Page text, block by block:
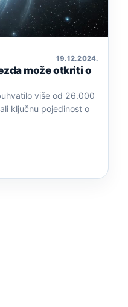
19. 12. 2024.
može otkriti o
više od 26.000
ključnu pojedinost o